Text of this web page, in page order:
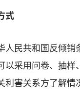
式
民共和国反倾销
以采用问卷、抽样
利害关系方了解情